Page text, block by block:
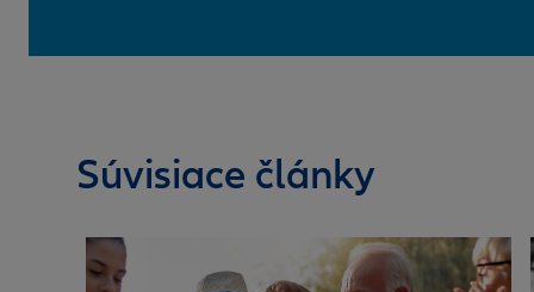
Súvisiace články